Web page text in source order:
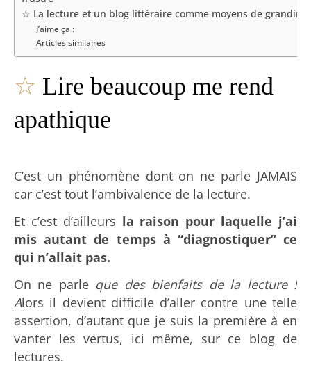
☆ La lecture et un blog littéraire comme moyens de grandir
J’aime ça :
Articles similaires
☆ Lire beaucoup me rend
apathique
C’est un phénomène dont on ne parle JAMAIS
car c’est tout l’ambivalence de la lecture.
Et c’est d’ailleurs la raison pour laquelle j’ai
mis autant de temps à “diagnostiquer” ce
qui n’allait pas.
On ne parle que des bienfaits de la lecture !
Alors il devient difficile d’aller contre une telle
assertion, d’autant que je suis la première à en
vanter les vertus, ici même, sur ce blog de
lectures.